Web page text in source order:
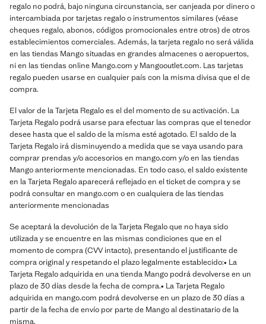
regalo no podrá, bajo ninguna circunstancia, ser canjeada por dinero o
intercambiada por tarjetas regalo o instrumentos similares (véase
cheques regalo, abonos, códigos promocionales entre otros) de otros
establecimientos comerciales. Además, la tarjeta regalo no será válida
en las tiendas Mango situadas en grandes almacenes o aeropuertos,
ni en las tiendas online Mango.com y Mangooutlet.com. Las tarjetas
regalo pueden usarse en cualquier país con la misma divisa que el de
compra.
El valor de la Tarjeta Regalo es el del momento de su activación. La
Tarjeta Regalo podrá usarse para efectuar las compras que el tenedor
desee hasta que el saldo de la misma esté agotado. El saldo de la
Tarjeta Regalo irá disminuyendo a medida que se vaya usando para
comprar prendas y/o accesorios en mango.com y/o en las tiendas
Mango anteriormente mencionadas. En todo caso, el saldo existente
en la Tarjeta Regalo aparecerá reflejado en el ticket de compra y se
podrá consultar en mango.com o en cualquiera de las tiendas
anteriormente mencionadas
Se aceptará la devolución de la Tarjeta Regalo que no haya sido
utilizada y se encuentre en las mismas condiciones que en el
momento de compra (CVV intacto), presentando el justificante de
compra original y respetando el plazo legalmente establecido:• La
Tarjeta Regalo adquirida en una tienda Mango podrá devolverse en un
plazo de 30 días desde la fecha de compra.• La Tarjeta Regalo
adquirida en mango.com podrá devolverse en un plazo de 30 días a
partir de la fecha de envío por parte de Mango al destinatario de la
misma.